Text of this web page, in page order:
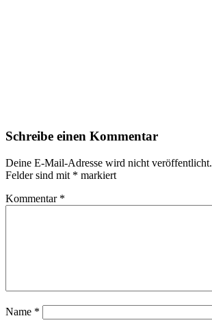
Schreibe einen Kommentar
Deine E-Mail-Adresse wird nicht veröffentlicht.
Felder sind mit * markiert
Kommentar *
Name *